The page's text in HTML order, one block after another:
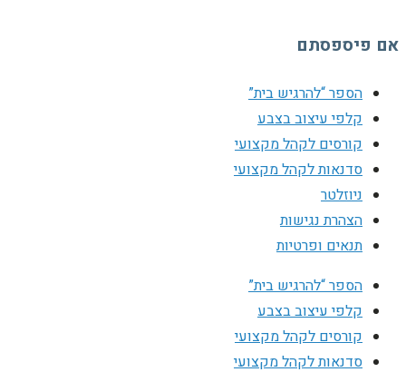
אם פיספסתם
הספר “להרגיש בית”
קלפי עיצוב בצבע
קורסים לקהל מקצועי
סדנאות לקהל מקצועי
ניוזלטר
הצהרת נגישות
תנאים ופרטיות
הספר “להרגיש בית”
קלפי עיצוב בצבע
קורסים לקהל מקצועי
סדנאות לקהל מקצועי